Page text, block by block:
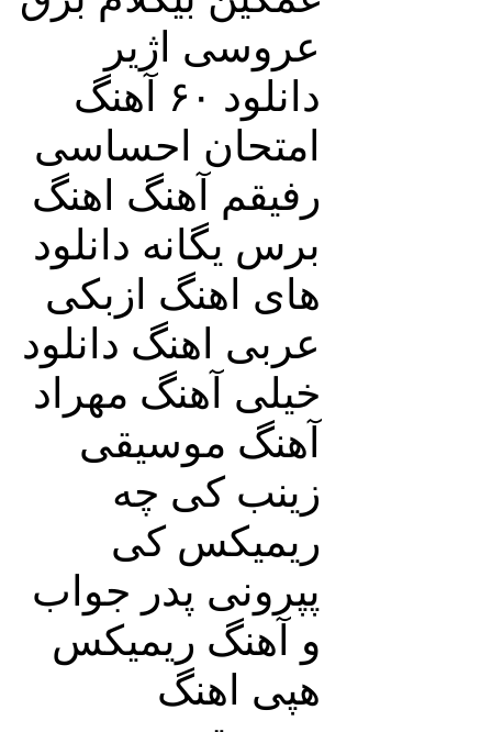
عروسی اژیر
دانلود ۶۰ آهنگ
امتحان احساسی
رفیقم آهنگ اهنگ
برس یگانه دانلود
های اهنگ ازبکی
عربی اهنگ دانلود
خیلی آهنگ مهراد
آهنگ موسیقی
زینب کی چه
ریمیکس کی
پپرونی پدر جواب
و آهنگ ریمیکس
هپی اهنگ